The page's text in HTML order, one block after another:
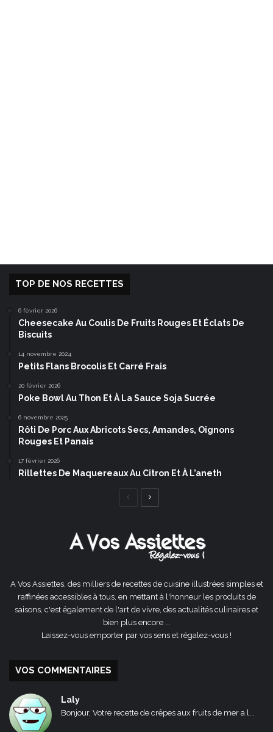
TOP DE NOS RECETTES
6 février 2026
Cheesecake Au Coulis De Fruits Rouges Et Éclats De
Biscuits
14 novembre 2024
Petits Flans Brocolis Et Carré Frais
20 février 2026
Poke Bowl Au Thon Et À La Sauce Soja Sucrée
6 novembre 2025
Rôti De Porc Aux Abricots Secs, Amandes, Oignons
Rouges Et Panais
17 février 2026
Rillettes De Maquereaux Au Citron Et À L’aneth
Page
A Vos Assiettes, des milliers de recettes de cuisine illustrées simples et
raffinées accessibles à tous, en mettant à l'honneur les produits de
saisons, c'est également de l'art de vivre, des actualités culinaires et
bien plus encore ...
Laissez-vous emporter par vos sens et régalez-vous !
VOS COMMENTAIRES
Laly
Bonjour, Votre recette de crêpes aux fruits de mer a l...